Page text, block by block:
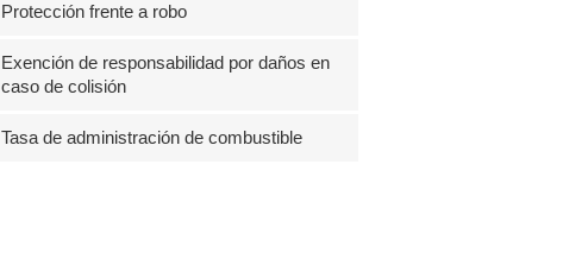
Protección frente a robo
Exención de responsabilidad por daños en
caso de colisión
Tasa de administración de combustible